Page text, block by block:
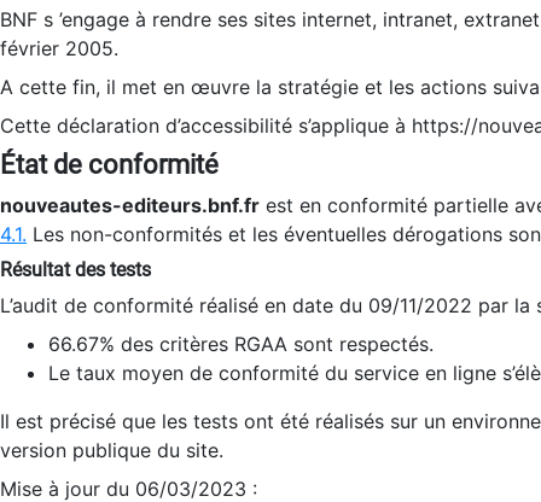
BNF s ’engage à rendre ses sites internet, intranet,
février 2005.
A cette fin, il met en œuvre la stratégie et les actions
Cette déclaration d’accessibilité s’applique à https://
État de conformité
nouveautes-editeurs.bnf.fr est en conformité partielle
4.1. Les non-conformités et les éventuelles dérogations
Résultat des tests
L’audit de conformité réalisé en date du 09/11/2022 par
66.67% des critères RGAA sont respectés.
Le taux moyen de conformité du service en ligne
Il est précisé que les tests ont été réalisés sur un
version publique du site.
Mise à jour du 06/03/2023 :